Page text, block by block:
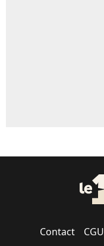
Contact CGU